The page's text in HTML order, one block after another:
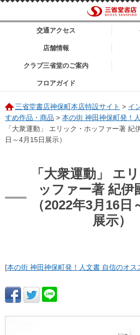
交通アクセス
店舗情報
クラブ三省堂のご案内
フロアガイド
三省堂書店神保町本店特設サイト > イ
すめ作品・商品 > 本の街 神田神保町発！
「大衆運動」 エリック・ホッファー著 紀
日～4月15日展示）
「大衆運動」 エ
ッファー著 紀伊
（2022年3月16日
展示）
[本の街 神田神保町発！人文書 自信のオス